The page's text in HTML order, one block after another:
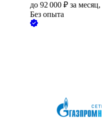
до 92 000 ₽ за месяц,
Без опыта